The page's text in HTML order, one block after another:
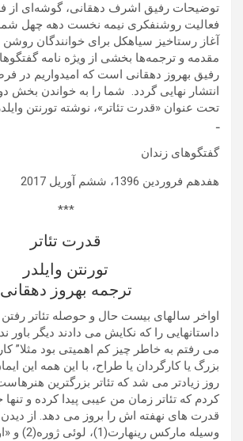
توضیحات رفیق اشرف دهقانی، گوشه‌ای از
فعالیت روشنفکری نیمه نخست دهه چهل
آغاز رستاخیز سیاهکل برای خوانندگان
مقدمه و ترجمه‌ها بخشی از ویژه نامه
رفیق بهروز دهقانی است که امیدواریم در
انتشار نهایی گردد. شما را به خواندن بخش
تحت عنوان «قدرت تئاتر»، نوشته تورنتن
ـ
گفتگوهای زندان
هفدهم فروردین 1396، ششم آوریل 2017
***
قدرت تئاتر
تورنتن وایلدر
ترجمه بهروز دهقانی
اواخر سالهای بیست حال و حوصله تئاتر
داستانهایی را که نکایش می دادند دیگر باور
می رفتم به خاطر چیز کم اهمیتی بود مثلا”
بزرگ یا کارگردان یا طراح، با این همه این
روز زیادتر می شد که تئاتر بزرگترین
کردم که تئاتر زمان من عیبی پیدا کرده و
قدرت های نهفته اش را بروز می دهد. از دیدن